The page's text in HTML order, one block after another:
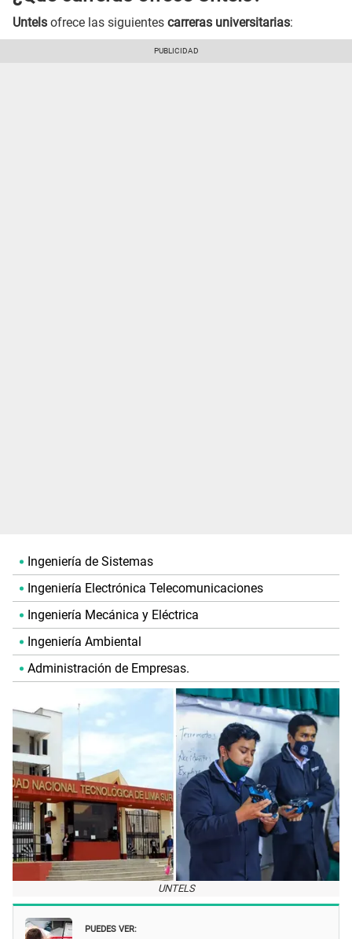
Untels ofrece las siguientes carreras universitarias:
Ingeniería de Sistemas
Ingeniería Electrónica Telecomunicaciones
Ingeniería Mecánica y Eléctrica
Ingeniería Ambiental
Administración de Empresas.
UNTELS
PUEDES VER: